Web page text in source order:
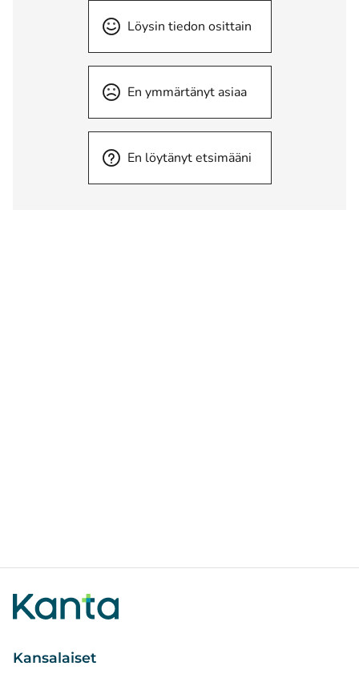
Löysin tiedon osittain
En ymmärtänyt asiaa
En löytänyt etsimääni
Kansalaiset